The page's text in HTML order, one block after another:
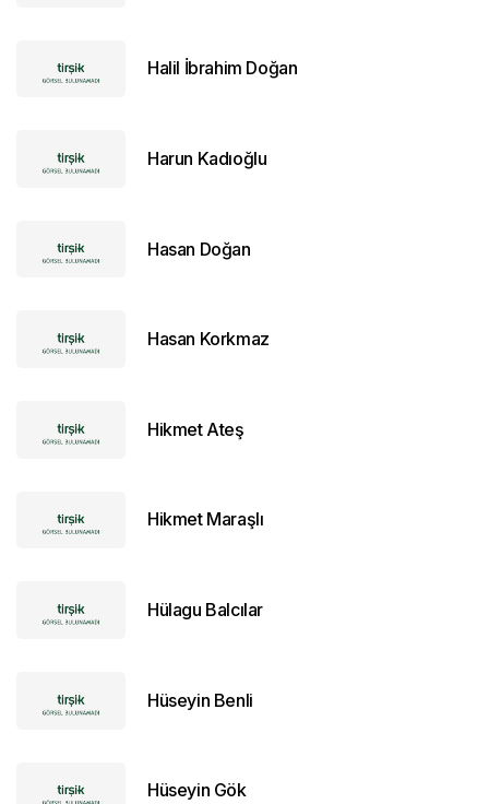
Halil İbrahim Doğan
Harun Kadıoğlu
Hasan Doğan
Hasan Korkmaz
Hikmet Ateş
Hikmet Maraşlı
Hülagu Balcılar
Hüseyin Benli
Hüseyin Gök